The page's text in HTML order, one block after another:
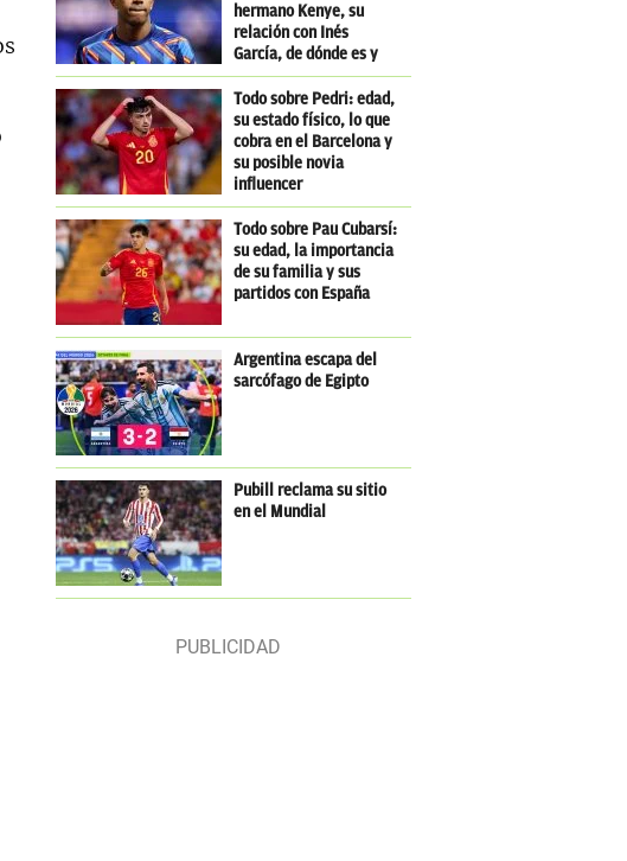
hermano Kenye, su
relación con Inés
García, de dónde es y
dónde nació
Todo sobre Pedri: edad,
su estado físico, lo que
cobra en el Barcelona y
su posible novia
influencer
Todo sobre Pau Cubarsí:
su edad, la importancia
de su familia y sus
partidos con España
Argentina escapa del
sarcófago de Egipto
Pubill reclama su sitio
en el Mundial